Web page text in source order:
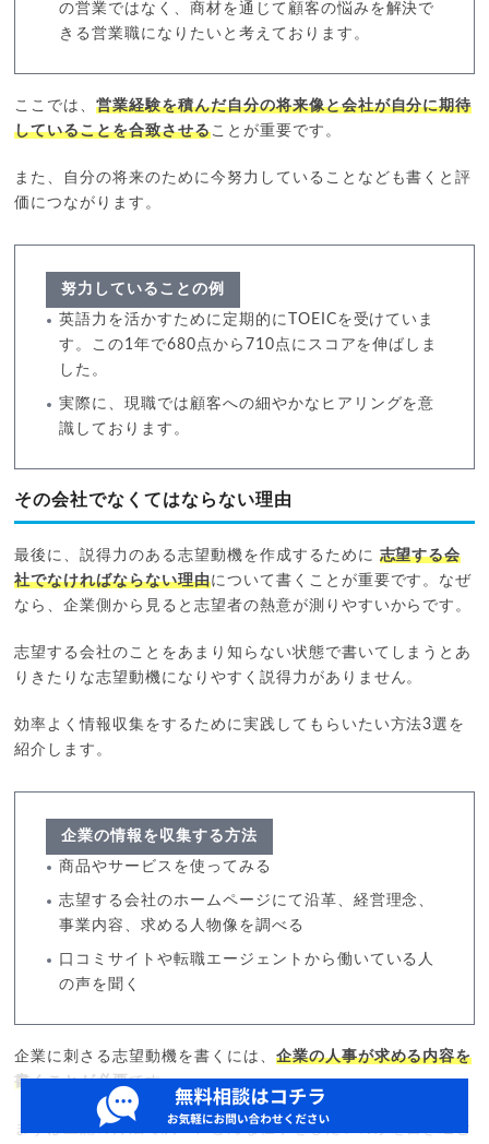
の営業ではなく、商材を通じて顧客の悩みを解決で
きる営業職になりたいと考えております。
ここでは、営業経験を積んだ自分の将来像と会社が自分に期待
していることを合致させることが重要です。
また、自分の将来のために今努力していることなども書くと評
価につながります。
努力していることの例
英語力を活かすために定期的にTOEICを受けていま
す。この1年で680点から710点にスコアを伸ばしま
した。
実際に、現職では顧客への細やかなヒアリングを意
識しております。
その会社でなくてはならない理由
最後に、説得力のある志望動機を作成するために 志望する会
社でなければならない理由について書くことが重要です。なぜ
なら、企業側から見ると志望者の熱意が測りやすいからです。
志望する会社のことをあまり知らない状態で書いてしまうとあ
りきたりな志望動機になりやすく説得力がありません。
効率よく情報収集をするために実践してもらいたい方法3選を
紹介します。
企業の情報を収集する方法
商品やサービスを使ってみる
志望する会社のホームページにて沿革、経営理念、
事業内容、求める人物像を調べる
口コミサイトや転職エージェントから働いている人
の声を聞く
企業に刺さる志望動機を書くには、 企業の人事が求める内容を
書くことが必要です。
まずは上記の方法で調べ、どんな仕事をしたいのかを書き込む